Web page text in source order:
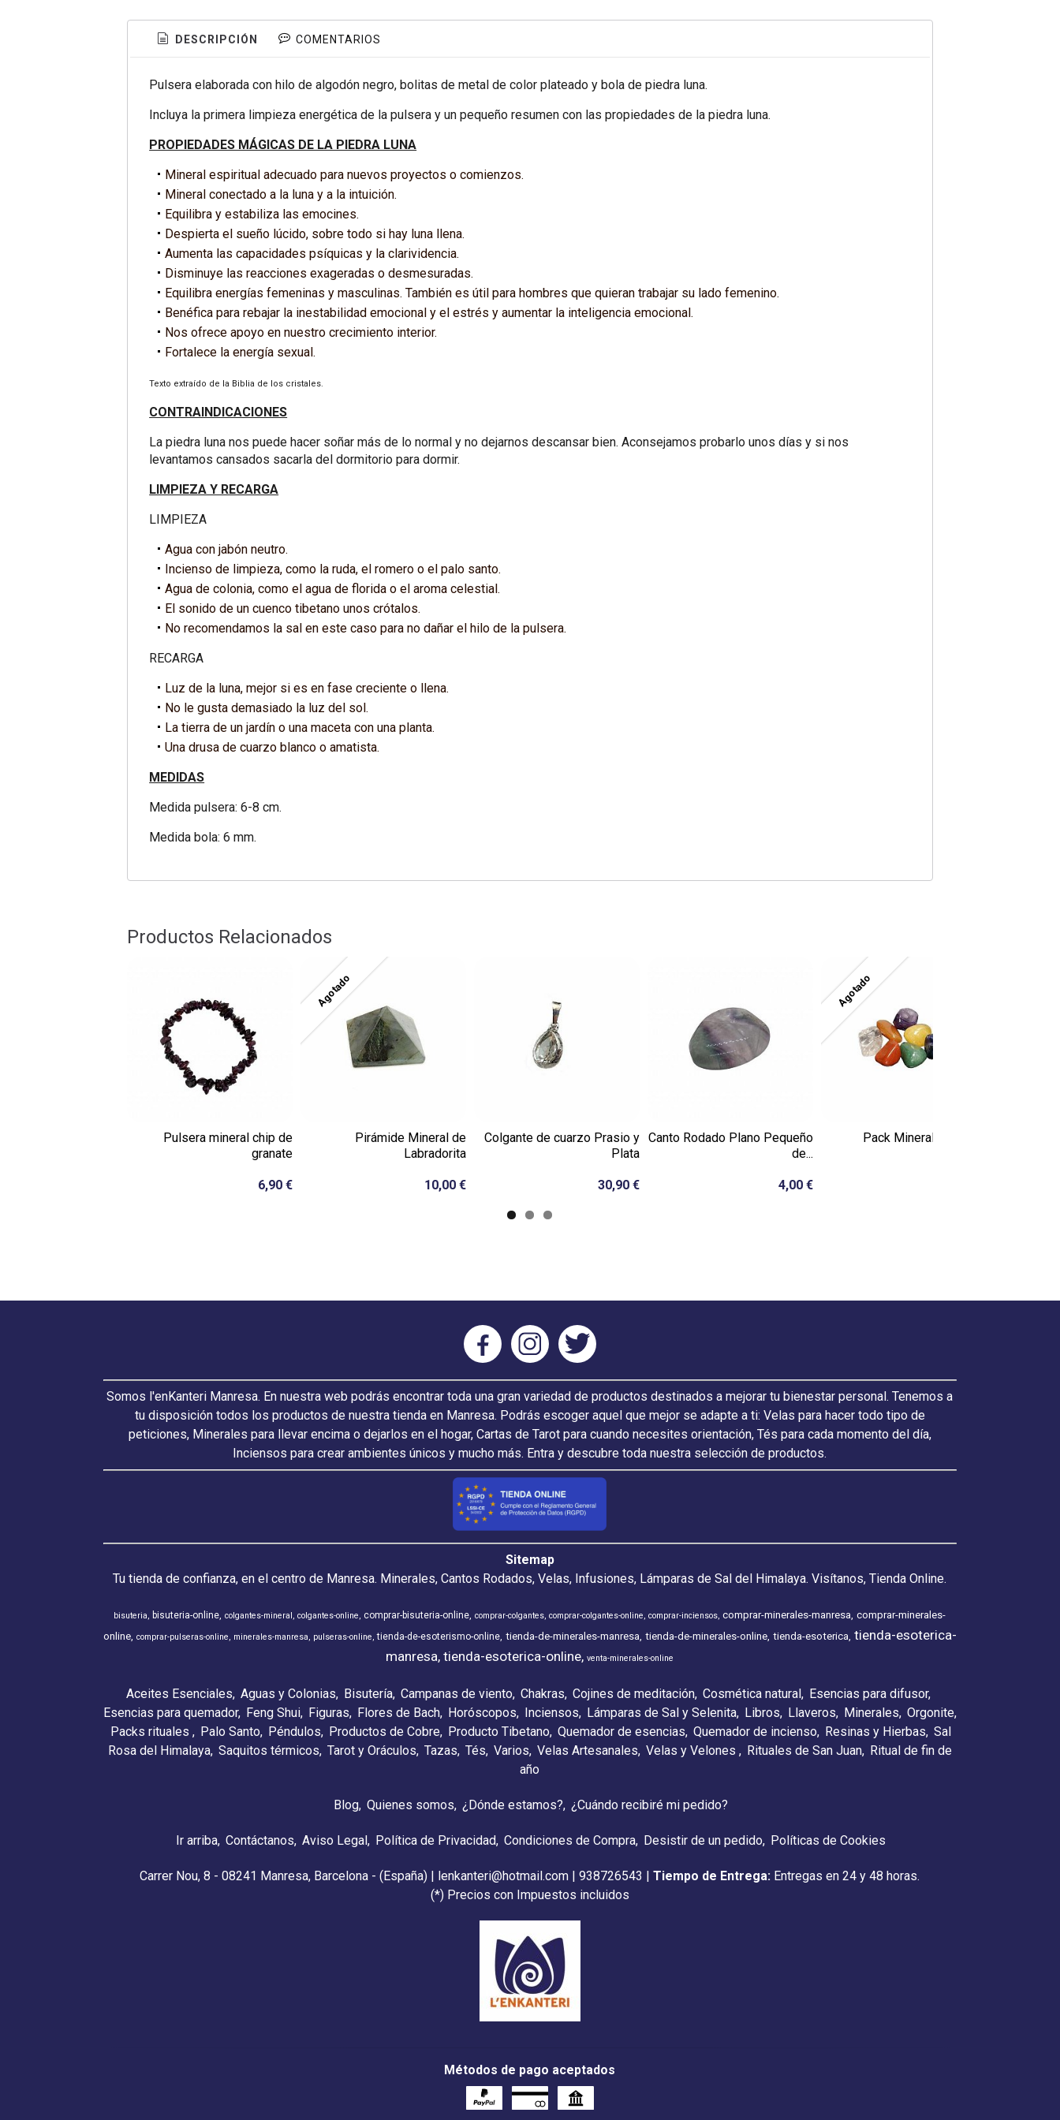
DESCRIPCIÓN COMENTARIOS
Pulsera elaborada con hilo de algodón negro, bolitas de metal de color plateado y bola de piedra luna.
Incluya la primera limpieza energética de la pulsera y un pequeño resumen con las propiedades de la piedra luna.
PROPIEDADES MÁGICAS DE LA PIEDRA LUNA
Mineral espiritual adecuado para nuevos proyectos o comienzos.
Mineral conectado a la luna y a la intuición.
Equilibra y estabiliza las emocines.
Despierta el sueño lúcido, sobre todo si hay luna llena.
Aumenta las capacidades psíquicas y la clarividencia.
Disminuye las reacciones exageradas o desmesuradas.
Equilibra energías femeninas y masculinas. También es útil para hombres que quieran trabajar su lado femenino.
Benéfica para rebajar la inestabilidad emocional y el estrés y aumentar la inteligencia emocional.
Nos ofrece apoyo en nuestro crecimiento interior.
Fortalece la energía sexual.
Texto extraído de la Biblia de los cristales.
CONTRAINDICACIONES
La piedra luna nos puede hacer soñar más de lo normal y no dejarnos descansar bien. Aconsejamos probarlo unos días y si nos
levantamos cansados sacarla del dormitorio para dormir.
LIMPIEZA Y RECARGA
LIMPIEZA
Agua con jabón neutro.
Incienso de limpieza, como la ruda, el romero o el palo santo.
Agua de colonia, como el agua de florida o el aroma celestial.
El sonido de un cuenco tibetano unos crótalos.
No recomendamos la sal en este caso para no dañar el hilo de la pulsera.
RECARGA
Luz de la luna, mejor si es en fase creciente o llena.
No le gusta demasiado la luz del sol.
La tierra de un jardín o una maceta con una planta.
Una drusa de cuarzo blanco o amatista.
MEDIDAS
Medida pulsera: 6-8 cm.
Medida bola: 6 mm.
Productos Relacionados
Pulsera mineral chip de
granate
6,90 €
Agotado
Pirámide Mineral de
Labradorita
10,00 €
Colgante de cuarzo Prasio y
Plata
30,90 €
Canto Rodado Plano Pequeño
de...
4,00 €
Agotado
Pack Minerales de los
Somos l'enKanteri Manresa. En nuestra web podrás encontrar toda una gran variedad de productos destinados a mejorar tu bienestar personal. Tenemos a
tu disposición todos los productos de nuestra tienda en Manresa. Podrás escoger aquel que mejor se adapte a ti: Velas para hacer todo tipo de
peticiones, Minerales para llevar encima o dejarlos en el hogar, Cartas de Tarot para cuando necesites orientación, Tés para cada momento del día,
Inciensos para crear ambientes únicos y mucho más. Entra y descubre toda nuestra selección de productos.
Sitemap
Tu tienda de confianza, en el centro de Manresa. Minerales, Cantos Rodados, Velas, Infusiones, Lámparas de Sal del Himalaya. Visítanos, Tienda Online.
bisuteria bisuteria-online colgantes-mineral colgantes-online comprar-bisuteria-online comprar-colgantes comprar-colgantes-online comprar-inciensos comprar-minerales-manresa comprar-minerales-
online comprar-pulseras-online minerales-manresa pulseras-online tienda-de-esoterismo-online tienda-de-minerales-manresa tienda-de-minerales-online tienda-esoterica tienda-esoterica-
manresa tienda-esoterica-online venta-minerales-online
Aceites Esenciales Aguas y Colonias Bisutería Campanas de viento Chakras Cojines de meditación Cosmética natural Esencias para difusor
Esencias para quemador Feng Shui Figuras Flores de Bach Horóscopos Inciensos Lámparas de Sal y Selenita Libros Llaveros Minerales Orgonite
Packs rituales Palo Santo Péndulos Productos de Cobre Producto Tibetano Quemador de esencias Quemador de incienso Resinas y Hierbas Sal
Rosa del Himalaya Saquitos térmicos Tarot y Oráculos Tazas Tés Varios Velas Artesanales Velas y Velones Rituales de San Juan Ritual de fin de
año
Blog Quienes somos ¿Dónde estamos? ¿Cuándo recibiré mi pedido?
Ir arriba Contáctanos Aviso Legal Política de Privacidad Condiciones de Compra Desistir de un pedido Políticas de Cookies
Carrer Nou, 8 - 08241 Manresa, Barcelona - (España) | lenkanteri@hotmail.com |938726543 |Tiempo de Entrega: Entregas en 24 y 48 horas.
(*) Precios con Impuestos incluidos
Métodos de pago aceptados